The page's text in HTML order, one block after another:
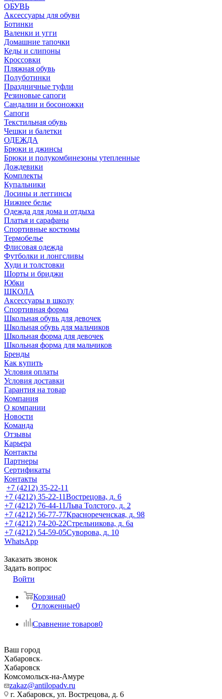
ОБУВЬ
Аксессуары для обуви
Ботинки
Валенки и угги
Домашние тапочки
Кеды и слипоны
Кроссовки
Пляжная обувь
Полуботинки
Праздничные туфли
Резиновые сапоги
Сандалии и босоножки
Сапоги
Текстильная обувь
Чешки и балетки
ОДЕЖДА
Брюки и джинсы
Брюки и полукомбинезоны утепленные
Дождевики
Комплекты
Купальники
Лосины и леггинсы
Нижнее белье
Одежда для дома и отдыха
Платья и сарафаны
Спортивные костюмы
Термобелье
Флисовая одежда
Футболки и лонгсливы
Худи и толстовки
Шорты и бриджи
Юбки
ШКОЛА
Аксессуары в школу
Спортивная форма
Школьная обувь для девочек
Школьная обувь для мальчиков
Школьная форма для девочек
Школьная форма для мальчиков
Бренды
Как купить
Условия оплаты
Условия доставки
Гарантия на товар
Компания
О компании
Новости
Команда
Отзывы
Карьера
Контакты
Партнеры
Сертификаты
Контакты
+7 (4212) 35-22-11
+7 (4212) 35-22-11Вострецова, д. 6
+7 (4212) 76-44-11Льва Толстого, д. 2
+7 (4212) 56-77-77Краснореченская, д. 98
+7 (4212) 74-20-22Стрельникова, д. 6а
+7 (4212) 54-59-05Суворова, д. 10
WhatsApp
Заказать звонок
Задать вопрос
Войти
Корзина0
Отложенные0
Сравнение товаров0
Ваш город
Хабаровск
Хабаровск
Комсомольск-на-Амуре
zakaz@antilopadv.ru
г. Хабаровск, ул. Вострецова, д. 6